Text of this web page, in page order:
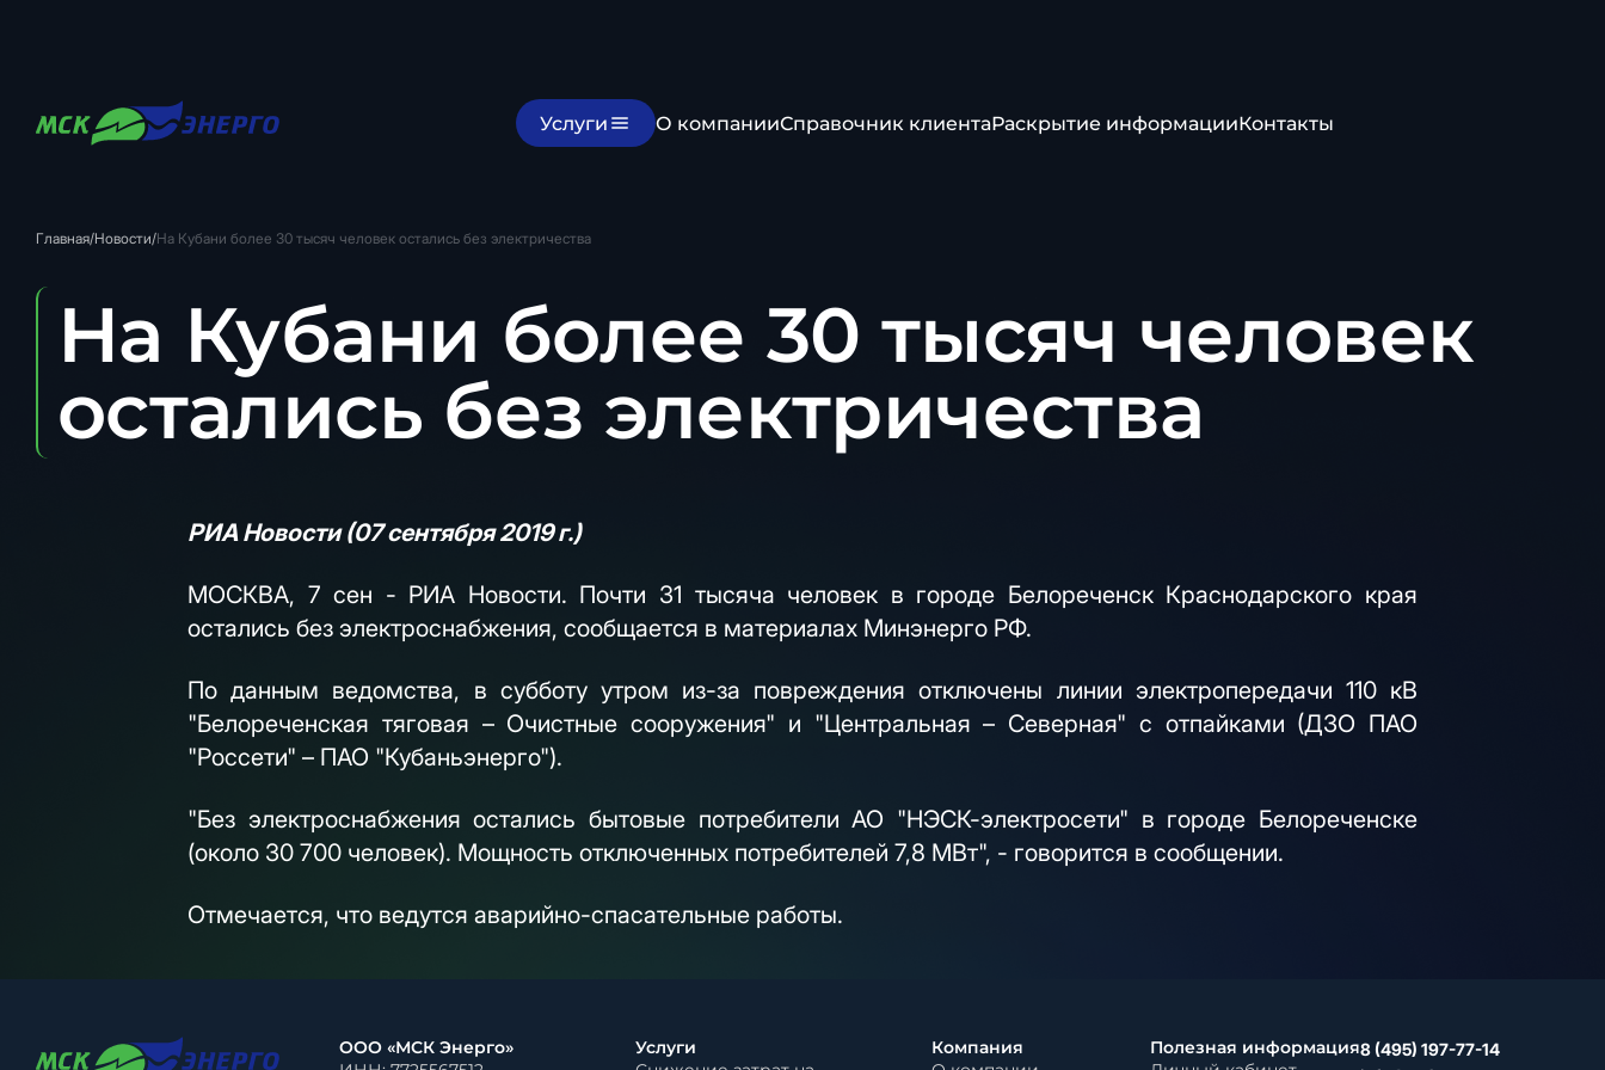
Услуги О компанииСправочник клиентаРаскрытие информацииКонтакты
Главная/Новости/На Кубани более 30 тысяч человек остались без электричества
На Кубани более 30 тысяч человек
остались без электричества
РИА Новости (07 сентября 2019 г.)
МОСКВА, 7 сен - РИА Новости. Почти 31 тысяча человек в городе Белореченск Краснодарского края
остались без электроснабжения, сообщается в материалах Минэнерго РФ.
По данным ведомства, в субботу утром из-за повреждения отключены линии электропередачи 110 кВ
"Белореченская тяговая – Очистные сооружения" и "Центральная – Северная" с отпайками (ДЗО ПАО
"Россети" – ПАО "Кубаньэнерго").
"Без электроснабжения остались бытовые потребители АО "НЭСК-электросети" в городе Белореченске
(около 30 700 человек). Мощность отключенных потребителей 7,8 МВт", - говорится в сообщении.
Отмечается, что ведутся аварийно-спасательные работы.
ООО «МСК Энерго»
Услуги
Компания
Полезная информация8 (495) 197-77-14